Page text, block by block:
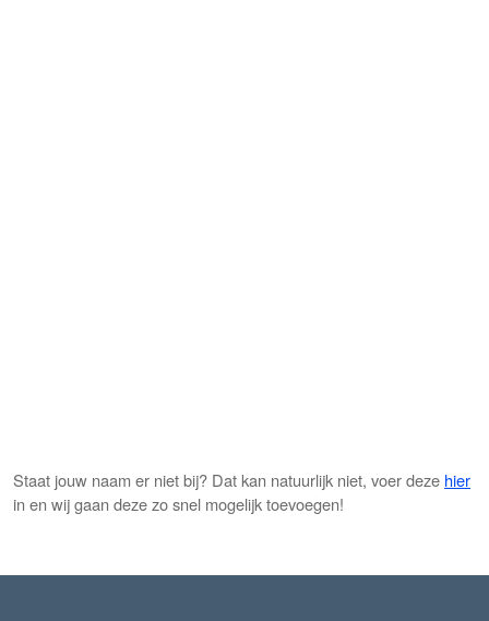
Staat jouw naam er niet bij? Dat kan natuurlijk niet, voer deze hier
in en wij gaan deze zo snel mogelijk toevoegen!